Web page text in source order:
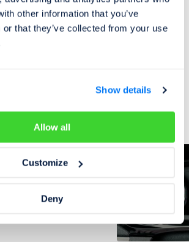
other information that you’ve
or that they’ve collected from your use
Show details
Allow all
Customize
Deny
s automobily
by vás zajímat